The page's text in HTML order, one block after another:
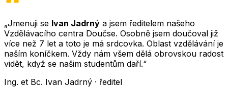
„Jmenuji se Ivan Jadrný a jsem ředitelem našeho
Vzdělávacího centra Doučse. Osobně jsem doučoval již
více než 7 let a toto je má srdcovka. Oblast vzdělávání je
naším koníčkem. Vždy nám všem dělá obrovskou radost
vidět, když se našim studentům daří.“
Ing. et Bc. Ivan Jadrný · ředitel